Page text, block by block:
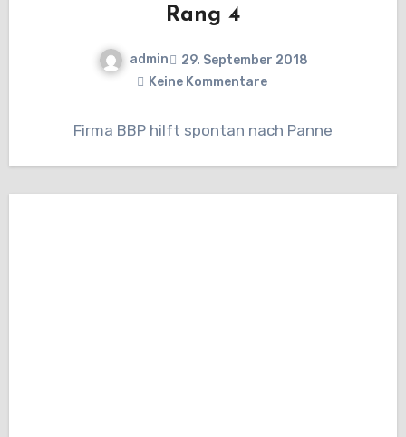
Rang 4
admin
29. September 2018
Keine Kommentare
Firma BBP hilft spontan nach Panne